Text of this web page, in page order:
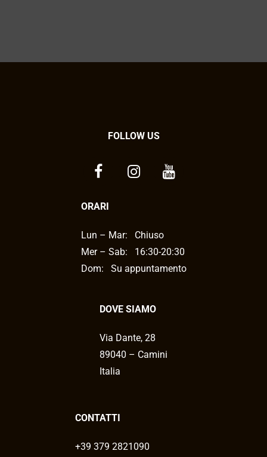
FOLLOW US
ORARI
Lun – Mar:
Chiuso
Mer – Sab:
16:30-20:30
Dom: Su appuntamento
DOVE SIAMO
Via Dante, 28
89040 – Camini
Italia
CONTATTI
+39 379 2821090